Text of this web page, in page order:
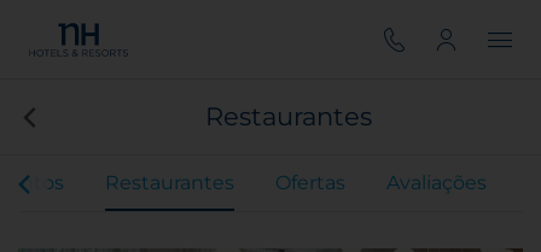
Restaurantes
Restaurantes Ofertas Avaliações